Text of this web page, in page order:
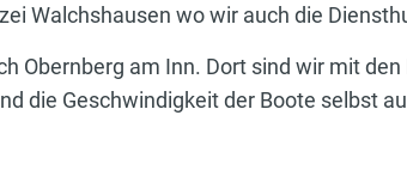
Walchshausen wo wir auch die
Obernberg am Inn. Dort sind wir mit
die Geschwindigkeit der Boote selbst